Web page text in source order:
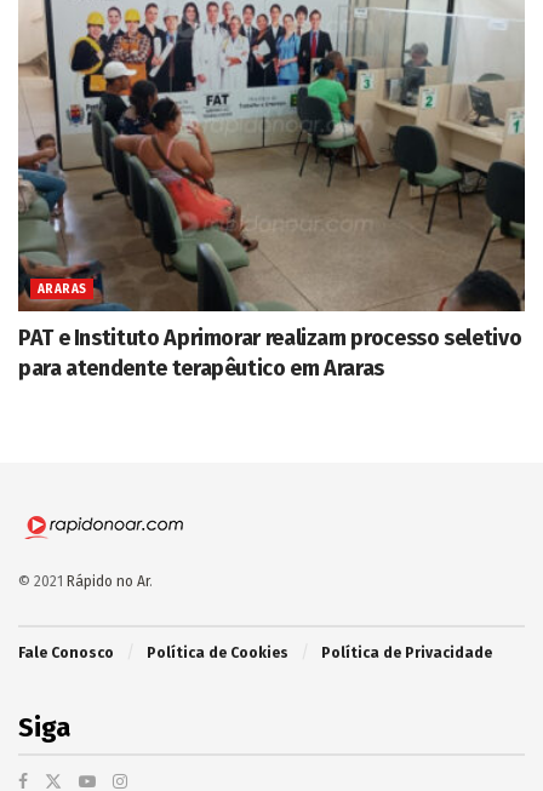
ARARAS
PAT e Instituto Aprimorar realizam processo seletivo
para atendente terapêutico em Araras
© 2021 Rápido no Ar.
Fale Conosco Política de Cookies Política de Privacidade
Siga